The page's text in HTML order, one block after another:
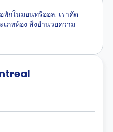
กในมอนทรีออล. เราคัด
ภทห้อง สิ่งอำนวยความ